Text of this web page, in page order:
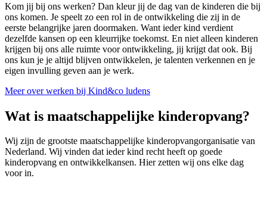
Kom jij bij ons werken? Dan kleur jij de dag van de kinderen die bij
ons komen. Je speelt zo een rol in de ontwikkeling die zij in de
eerste belangrijke jaren doormaken. Want ieder kind verdient
dezelfde kansen op een kleurrijke toekomst. En niet alleen kinderen
krijgen bij ons alle ruimte voor ontwikkeling, jij krijgt dat ook. Bij
ons kun je je altijd blijven ontwikkelen, je talenten verkennen en je
eigen invulling geven aan je werk.
Meer over werken bij Kind&co ludens
Wat is maatschappelijke kinderopvang?
Wij zijn de grootste maatschappelijke kinderopvangorganisatie van
Nederland. Wij vinden dat ieder kind recht heeft op goede
kinderopvang en ontwikkelkansen. Hier zetten wij ons elke dag
voor in.